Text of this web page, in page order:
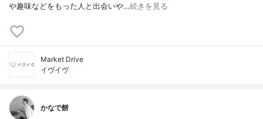
や趣味などをもった人と出会いや…続きを見る
Market Drive
イヴイヴ
かなで餅